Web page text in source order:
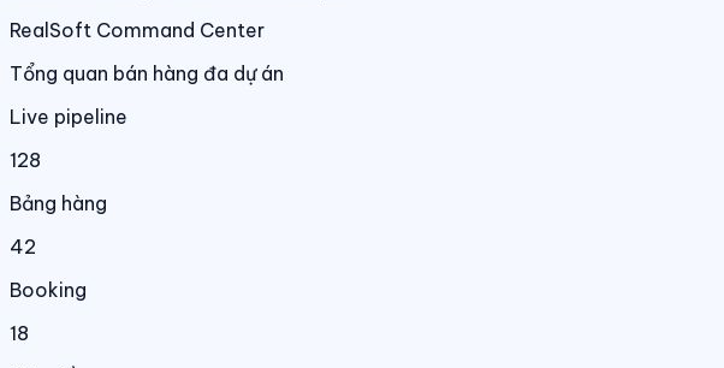
RealSoft Command Center
Tổng quan bán hàng đa dự án
Live pipeline
128
Bảng hàng
42
Booking
18